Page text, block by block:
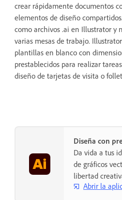
crear rápidamente documentos
elementos de diseño
como archivos .ai en Illustrator y
varias mesas de trabajo.
plantillas en blanco con
prestablecidos para realizar
diseño de tarjetas de visita o
Diseña con
Da vida a tus
de gráficos
libertad
Abrir la